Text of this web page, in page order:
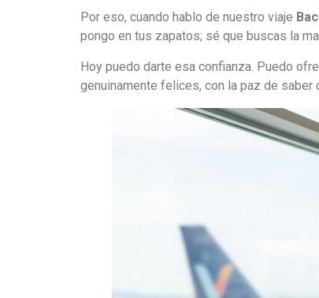
Por eso, cuando hablo de nuestro viaje
pongo en tus zapatos; sé que buscas la
Hoy puedo darte esa confianza. Puedo
genuinamente felices, con la paz de saber